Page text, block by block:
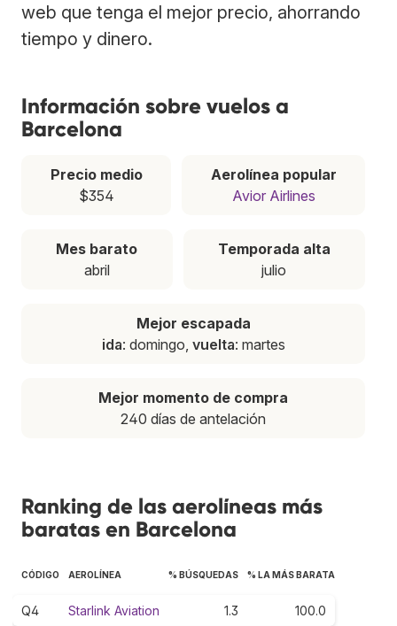
web que tenga el mejor precio, ahorrando
tiempo y dinero.
Información sobre vuelos a
Barcelona
Precio medio
$354
Aerolínea popular
Avior Airlines
Mes barato
abril
Temporada alta
julio
Mejor escapada
ida: domingo, vuelta: martes
Mejor momento de compra
240 días de antelación
Ranking de las aerolíneas más
baratas en Barcelona
CÓDIGO AEROLÍNEA % BÚSQUEDAS % LA MÁS BARATA
Q4 Starlink Aviation 1.3 100.0